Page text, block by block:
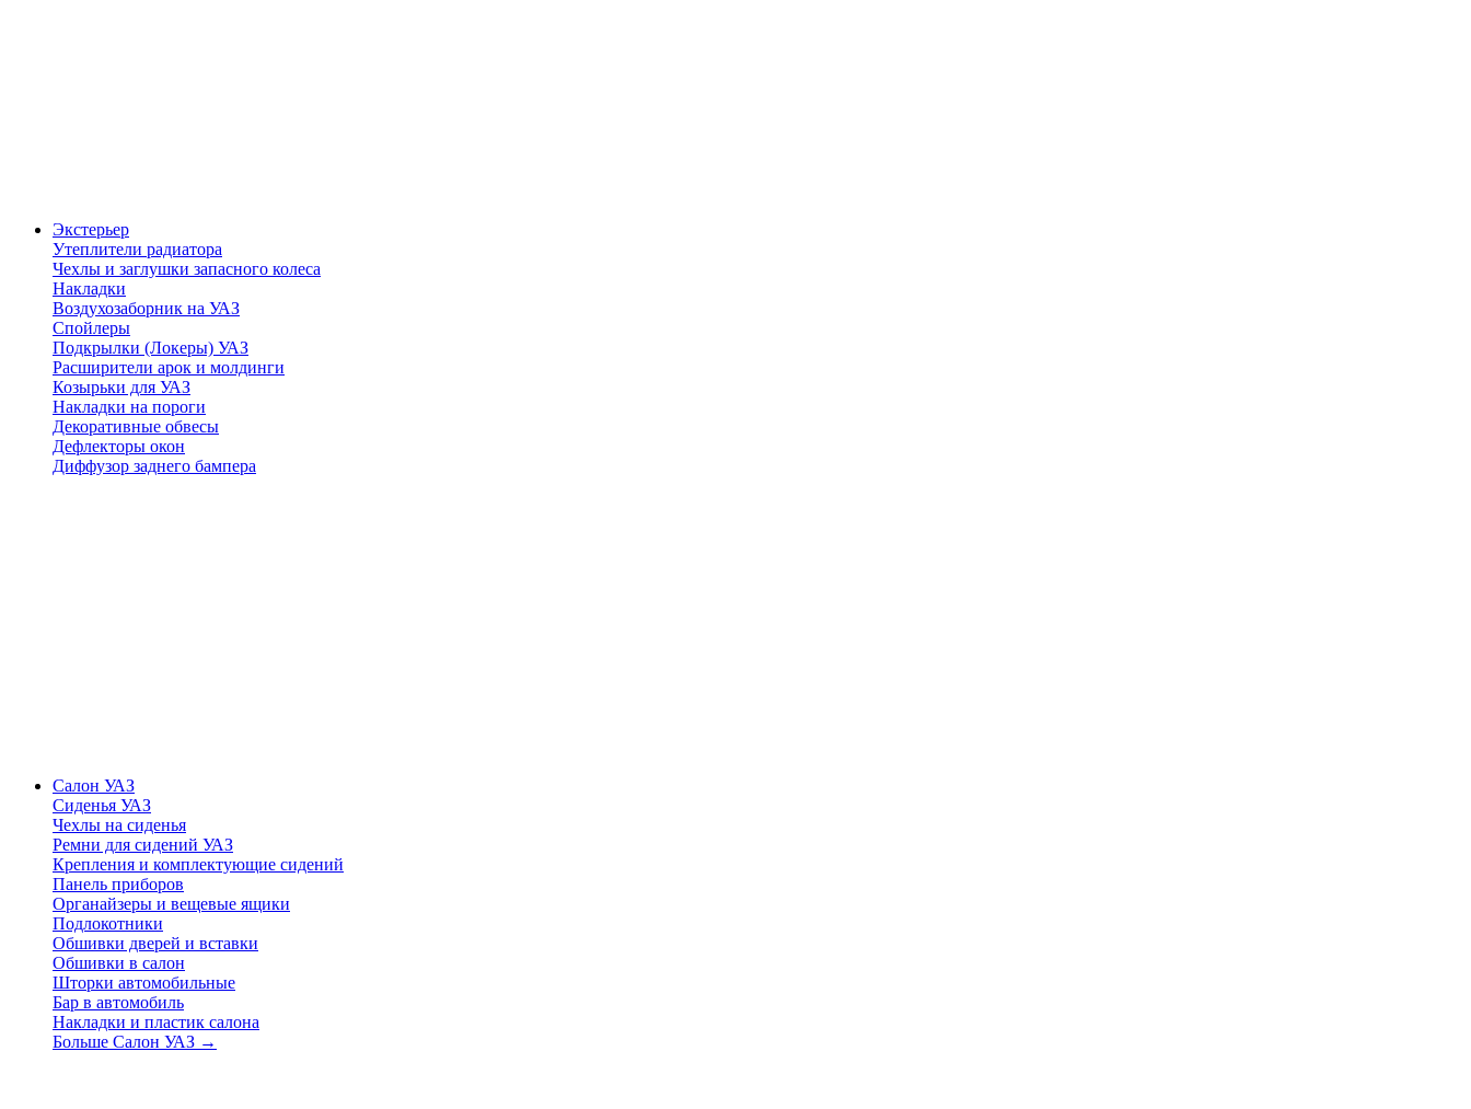
Экстерьер
Утеплители радиатора
Чехлы и заглушки запасного колеса
Накладки
Воздухозаборник на УАЗ
Спойлеры
Подкрылки (Локеры) УАЗ
Расширители арок и молдинги
Козырьки для УАЗ
Накладки на пороги
Декоративные обвесы
Дефлекторы окон
Диффузор заднего бампера
Салон УАЗ
Сиденья УАЗ
Чехлы на сиденья
Ремни для сидений УАЗ
Крепления и комплектующие сидений
Панель приборов
Органайзеры и вещевые ящики
Подлокотники
Обшивки дверей и вставки
Обшивки в салон
Шторки автомобильные
Бар в автомобиль
Накладки и пластик салона
Больше Салон УАЗ →